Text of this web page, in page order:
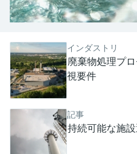
用途に応じて製品を検索・選定
ー）
機器固有の情報とドキュメント
書、技術仕様書、後継製品、スペ
ツ）を見つける
スペアパーツの検索
製品ルート、注文コード、また
番号から予備部品を検索
マイクロ波バリアレベル
圧力を使用したレベル測定
製品一覧
プロセスフォトメータ
マイクロ波透過による測定
Memosens technology
製品一覧
プロセス産業を変革する
意思決定に活用できるプ
見える化で実現するオペ
ナルエクセレンス
インダストリ
廃棄物処理プ
視要件
記事
持続可能な施